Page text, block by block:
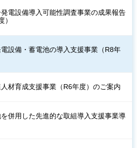
電設備導入可能性調査事業の成果報告
）
設備・蓄電池の導入支援事業（R8年
材育成支援事業（R6年度）のご案内
併用した先進的な取組導入支援事業導